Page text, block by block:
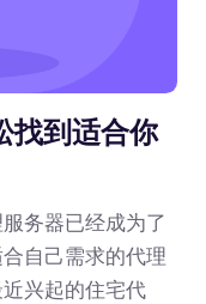
找到适合你
务器已经成为了
自己需求的代理
兴起的住宅代